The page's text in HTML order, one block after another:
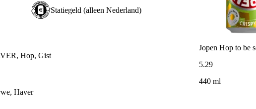
Statiegeld (alleen Nederland)
Hop, Gist
Haver
Jopen Hop to be
5.29
440 ml